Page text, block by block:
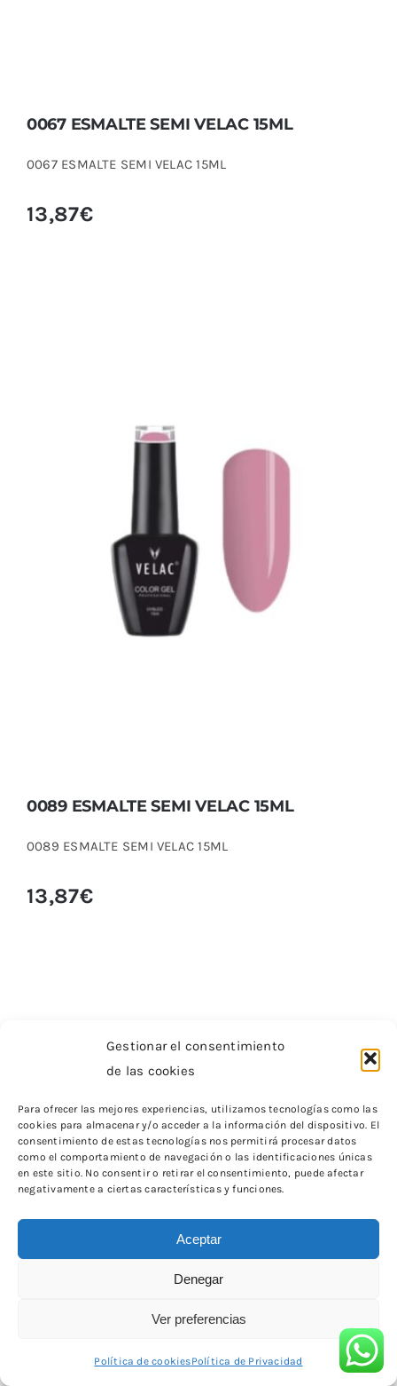
Gestionar el consentimiento
de las cookies
Para ofrecer las mejores experiencias, utilizamos tecnologías como las
cookies para almacenar y/o acceder a la información del dispositivo. El
consentimiento de estas tecnologías nos permitirá procesar datos
como el comportamiento de navegación o las identificaciones únicas
en este sitio. No consentir o retirar el consentimiento, puede afectar
negativamente a ciertas características y funciones.
Aceptar
Denegar
Ver preferencias
Política de cookiesPolítica de Privacidad
0067 ESMALTE SEMI VELAC 15ML
0067 ESMALTE SEMI VELAC 15ML
13,87€
0089 ESMALTE SEMI VELAC 15ML
0089 ESMALTE SEMI VELAC 15ML
0089 ESMALTE SEMI VELAC 15ML
13,87€